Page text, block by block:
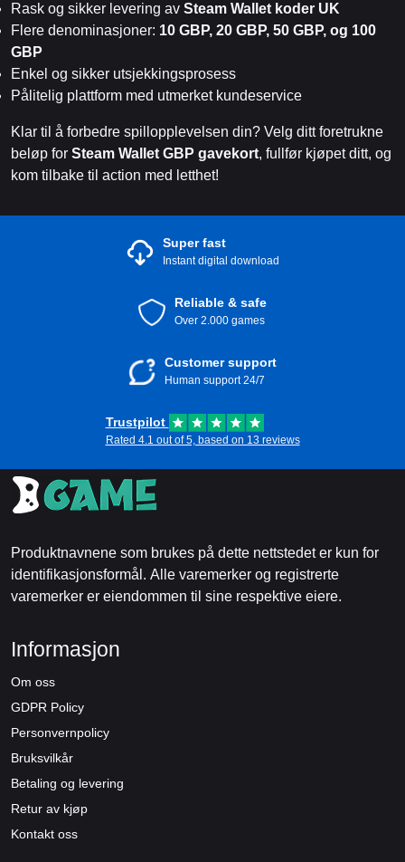
Rask og sikker levering av Steam Wallet koder UK
Flere denominasjoner: 10 GBP, 20 GBP, 50 GBP, og 100
GBP
Enkel og sikker utsjekkingsprosess
Pålitelig plattform med utmerket kundeservice
Klar til å forbedre spillopplevelsen din? Velg ditt foretrukne
beløp for Steam Wallet GBP gavekort, fullfør kjøpet ditt, og
kom tilbake til action med letthet!
Super fast
Instant digital download
Reliable & safe
Over 2.000 games
Customer support
Human support 24/7
Trustpilot
Rated 4.1 out of 5, based on 13 reviews
Produktnavnene som brukes på dette nettstedet er kun for
identifikasjonsformål. Alle varemerker og registrerte
varemerker er eiendommen til sine respektive eiere.
Informasjon
Om oss
GDPR Policy
Personvernpolicy
Bruksvilkår
Betaling og levering
Retur av kjøp
Kontakt oss